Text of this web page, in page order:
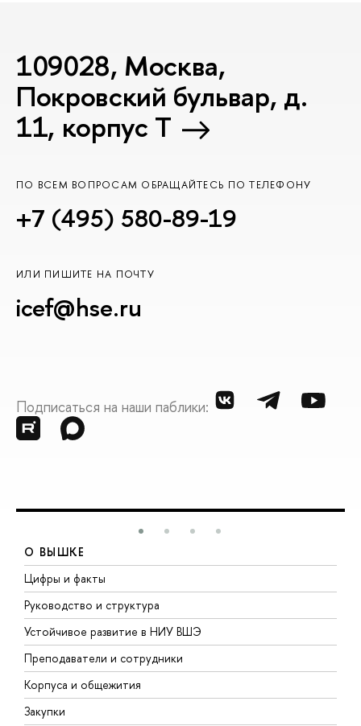
109028, Москва,
Покровский бульвар, д.
11, корпус T
ПО ВСЕМ ВОПРОСАМ ОБРАЩАЙТЕСЬ ПО ТЕЛЕФОНУ
+7 (495) 580-89-19
ИЛИ ПИШИТЕ НА ПОЧТУ
icef@hse.ru
Подписаться на наши паблики:
О ВЫШКЕ
Цифры и факты
Руководство и структура
Устойчивое развитие в НИУ ВШЭ
Преподаватели и сотрудники
Корпуса и общежития
Закупки